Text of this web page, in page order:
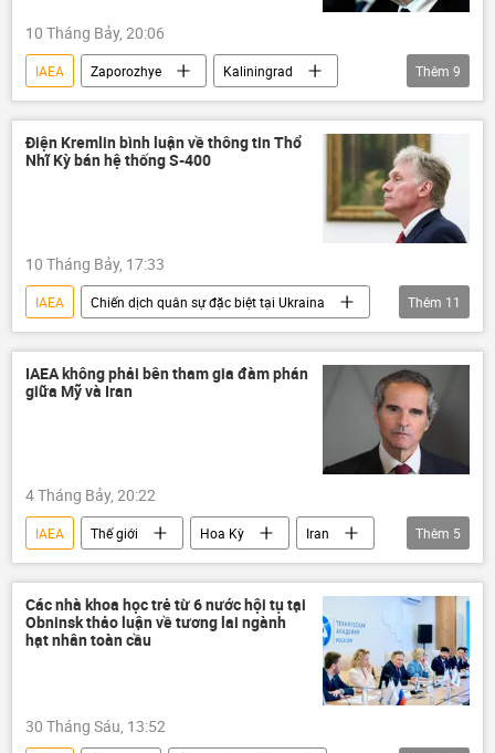
10 Tháng Bảy, 20:06
IAEA Zaporozhye
Kaliningrad
Nga
Rosatom
Thế giới
Ukraina
Bộ Ngoại giao Nga
Bộ Quốc phòng Nga
Thêm 9
Điện Kremlin bình luận về thông tin Thổ
Nhĩ Kỳ bán hệ thống S-400
10 Tháng Bảy, 17:33
IAEA
Chiến dịch quân sự đặc biệt tại Ukraina
Nga
Điện Kremlin
Chính trị
Thế giới
Vladimir Putin
Donald Trump
Thêm 11
IAEA không phải bên tham gia đàm phán
giữa Mỹ và Iran
4 Tháng Bảy, 20:22
IAEA Thế giới Hoa Kỳ
Iran
Xung đột Mỹ-Iran
Vấn đề hạt nhân Iran
Leo thang căng thẳng giữa Israel và Iran
Donald Trump
đàm phán
Thêm 5
Các nhà khoa học trẻ từ 6 nước hội tụ tại
Obninsk thảo luận về tương lai ngành
hạt nhân toàn cầu
30 Tháng Sáu, 13:52